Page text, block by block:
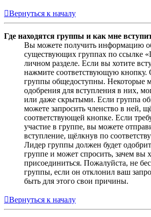
Вернуться к началу
Где находятся группы и как мне
Вы можете получить информацию
существующих группах по ссылке
личном разделе. Если вы хотите
нажмите соответствующую кнопку.
группы общедоступны. Некоторые
одобрения для вступления в них,
или даже скрытыми. Если группа
можете запросить членство в ней,
соответствующей кнопке. Если
участие в группе, вы можете
вступление, щёлкнув по
Лидер группы должен будет
группе и может спросить, зачем вы
присоединиться. Пожалуйста, не
группы, если он отклонил ваш
быть для этого свои причины.
Вернуться к началу